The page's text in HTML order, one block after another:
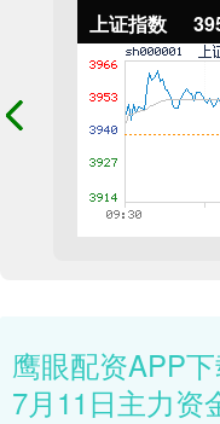
上证指数
鹰眼配资APP下
7月11日主力资